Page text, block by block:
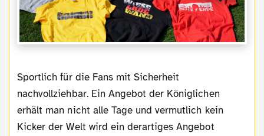
Sportlich für die Fans mit Sicherheit
nachvollziehbar. Ein Angebot der Königlichen
erhält man nicht alle Tage und vermutlich kein
Kicker der Welt wird ein derartiges Angebot